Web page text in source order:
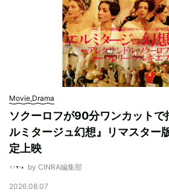
Movie,Drama
ソクーロフが90分ワンカットで
ルミタージュ幻想』リマスター
定上映
by CINRA編集部
2026.08.07